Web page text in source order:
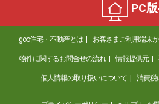
PC
goo住宅・不動産とは お客さまご利用端末
物件に関するお問合せの流れ 情報提供元
個人情報の取り扱いについて 消費税